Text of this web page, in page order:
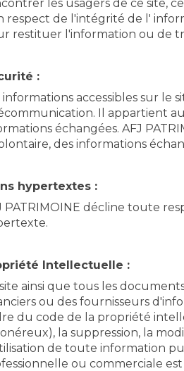
les usagers de ce site,
respect de l'intégrité de l'
restituer l'information ou de
:
informations accessibles sur
Il appartient
échangées. AFJ
des informations
hypertextes :
PATRIMOINE décline toute
Intellectuelle :
ainsi que tous les
ou des fournisseurs
du code de la propriété
la suppression, la
de toute information
ou commerciale